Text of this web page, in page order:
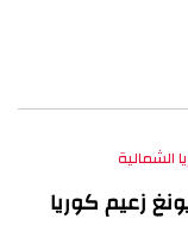
زعيم كوريا